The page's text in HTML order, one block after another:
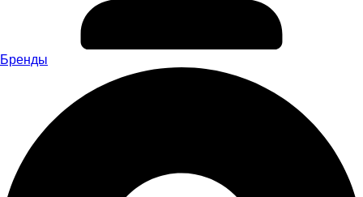
Бренды